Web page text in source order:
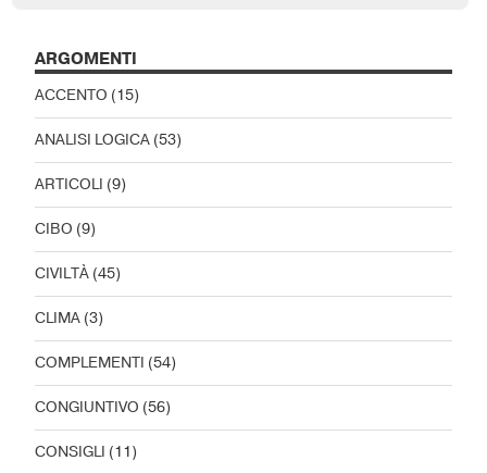
ARGOMENTI
ACCENTO (15)
ANALISI LOGICA (53)
ARTICOLI (9)
CIBO (9)
CIVILTÀ (45)
CLIMA (3)
COMPLEMENTI (54)
CONGIUNTIVO (56)
CONSIGLI (11)